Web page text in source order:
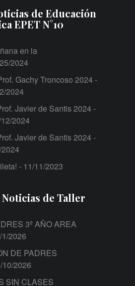
de Educación
EPET N°10
en la
2024
Gachy Troncoso 2024 -
2024
Javier de Santis 2024 -
2024
Javier de Santis 2024 -
- 11/11/2023
de Taller
3º AÑO AREA
1/2026
DE PADRES
10/2026
SIN CLASES